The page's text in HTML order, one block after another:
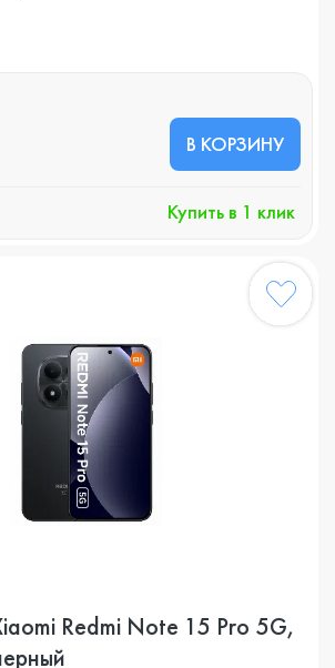
В КОРЗИНУ
Купить в 1 клик
Redmi Note 15 Pro 5G,